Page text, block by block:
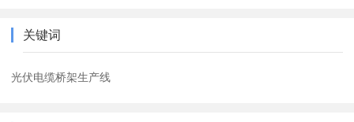
关键词
光伏电缆桥架生产线